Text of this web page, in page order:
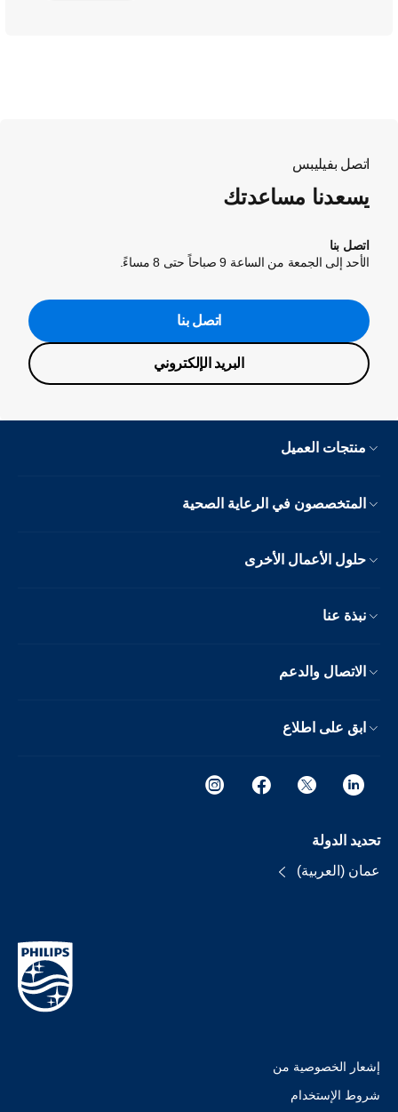
اتصل بفيليبس
يسعدنا مساعدتك
اتصل بنا
الأحد إلى الجمعة من الساعة 9 صباحاً حتى 8 مساءً.
اتصل بنا
البريد الإلكتروني
منتجات العميل
المتخصصون في الرعاية الصحية
حلول الأعمال الأخرى
نبذة عنا
الاتصال والدعم
ابق على اطلاع
تحديد الدولة
عمان (العربية)
إشعار الخصوصية من
شروط الإستخدام